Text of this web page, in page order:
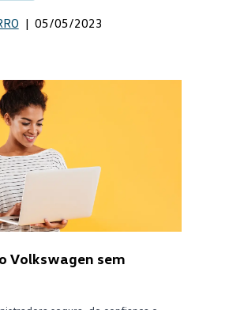
| 05/05/2023
Volkswagen sem